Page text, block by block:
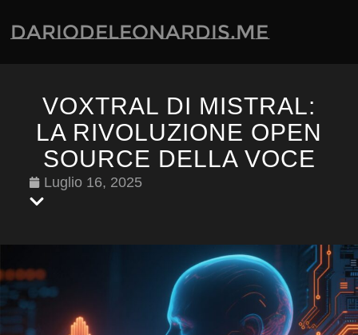
dariodeleonardis.me
VOXTRAL DI MISTRAL:
LA RIVOLUZIONE OPEN
SOURCE DELLA VOCE
Luglio 16, 2025